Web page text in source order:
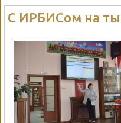
С ИРБИСом на ты